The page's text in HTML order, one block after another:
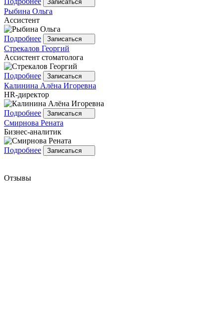
Записаться
Рыбина Ольга
Ассистент
Подробнее Записаться
Стрекалов Георгий
Ассистент стоматолога
Подробнее Записаться
Калинина Алёна Игоревна
HR-директор
Подробнее Записаться
Смирнова Рената
Бизнес-аналитик
Подробнее Записаться
Отзывы